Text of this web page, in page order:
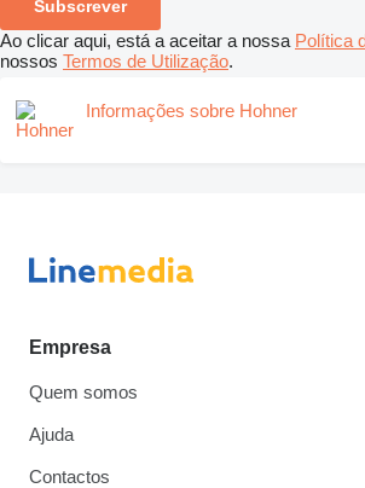
Subscrever
Ao clicar aqui, está a aceitar a nossa Política
nossos Termos de Utilização.
Informações sobre Hohner
Empresa
Quem somos
Ajuda
Contactos